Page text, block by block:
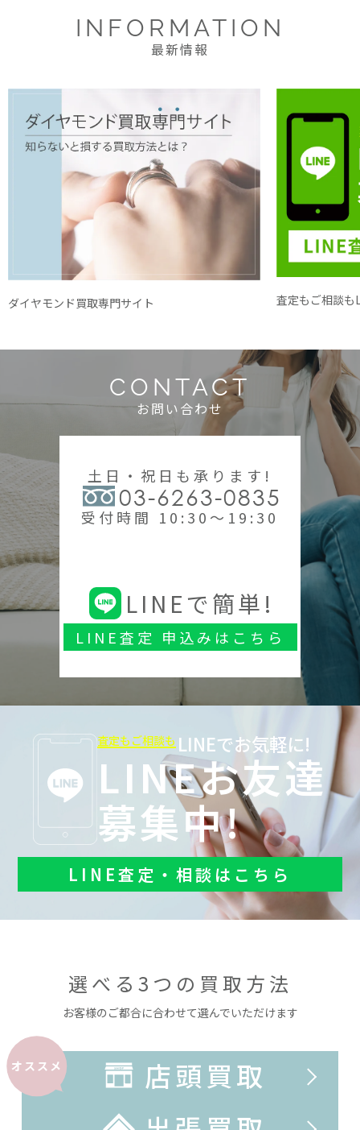
INFORMATION
最新情報
ダイヤモンド買取専門サイト 査定もご相談も
CONTACT
お問い合わせ
土日・祝日も承ります!
03-6263-0835
受付時間 10:30～19:30
LINEで簡単!
LINE査定 申込みはこちら
査定もご相談も LINEでお気軽に!
LINEお友達
募集中!
LINE査定・相談はこちら
選べる3つの買取方法
お客様のご都合に合わせて選んでいただけます
オススメ
店頭買取